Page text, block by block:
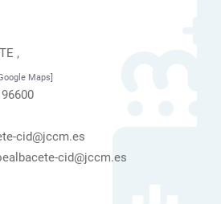
,
Maps]
cid@jccm.es
cid@jccm.es